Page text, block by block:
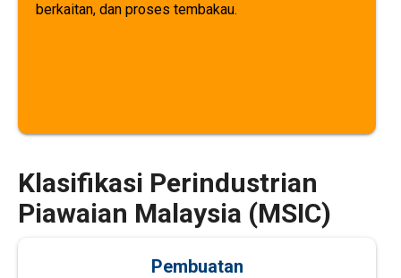
berkaitan, dan proses tembakau.
Klasifikasi Perindustrian
Piawaian Malaysia (MSIC)
Pembuatan